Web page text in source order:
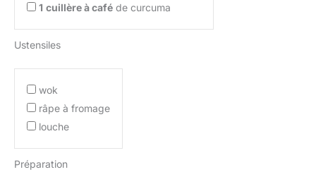
1 cuillère à café de curcuma
Ustensiles
wok
râpe à fromage
louche
Préparation